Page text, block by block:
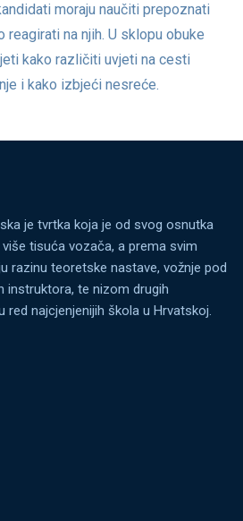
moraju naučiti prepoznati
na njih. U sklopu obuke
kako različiti uvjeti na cesti
i kako izbjeći nesreće.
je tvrtka koja je od svog osnutka
tisuća vozača, a prema svim
razinu teoretske nastave, vožnje pod
instruktora, te nizom drugih
najcjenjenijih škola u Hrvatskoj.